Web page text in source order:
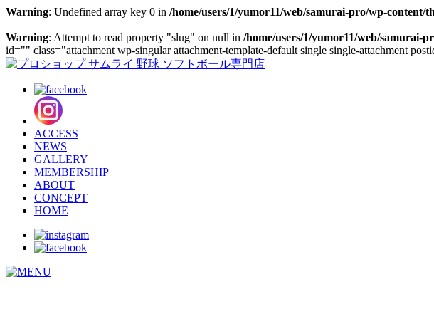
Warning: Undefined array key 0 in /home/users/1/yumor11/web/samurai-pro/wp-content/
Warning: Attempt to read property "slug" on null in /home/users/1/yumor11/web/samurai-
id="" class="attachment wp-singular attachment-template-default single single-attachment
ACCESS
NEWS
GALLERY
MEMBERSHIP
ABOUT
CONCEPT
HOME